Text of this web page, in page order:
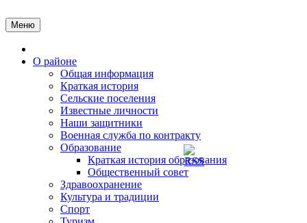
к
содержимому
Меню
О районе
Общая информация
Краткая история
Сельские поселения
Известные личности
Наши защитники
Военная служба по контракту
Образование
Краткая история образования
Общественный совет
Здравоохранение
Культура и традиции
Спорт